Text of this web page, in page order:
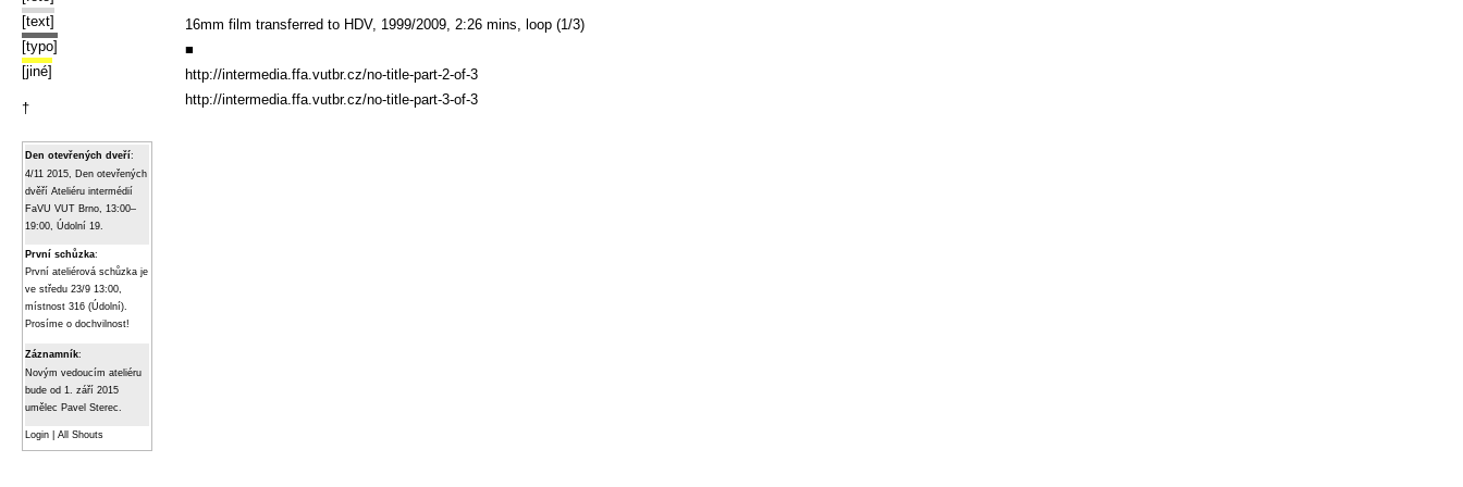
[text]
[typo]
[jiné]
†
Den otevřených dveří:
4/11 2015, Den otevřených
dvěří Ateliéru intermédií
FaVU VUT Brno, 13:00–
19:00, Údolní 19.
První schůzka:
První ateliérová schůzka je
ve středu 23/9 13:00,
místnost 316 (Údolní).
Prosíme o dochvilnost!
Záznamník:
Novým vedoucím ateliéru
bude od 1. září 2015
umělec Pavel Sterec.
Login All Shouts
16mm film transferred to HDV, 1999/2009, 2:26 mins, loop (1/3)
■
http://intermedia.ffa.vutbr.cz/no-title-part-2-of-3
http://intermedia.ffa.vutbr.cz/no-title-part-3-of-3